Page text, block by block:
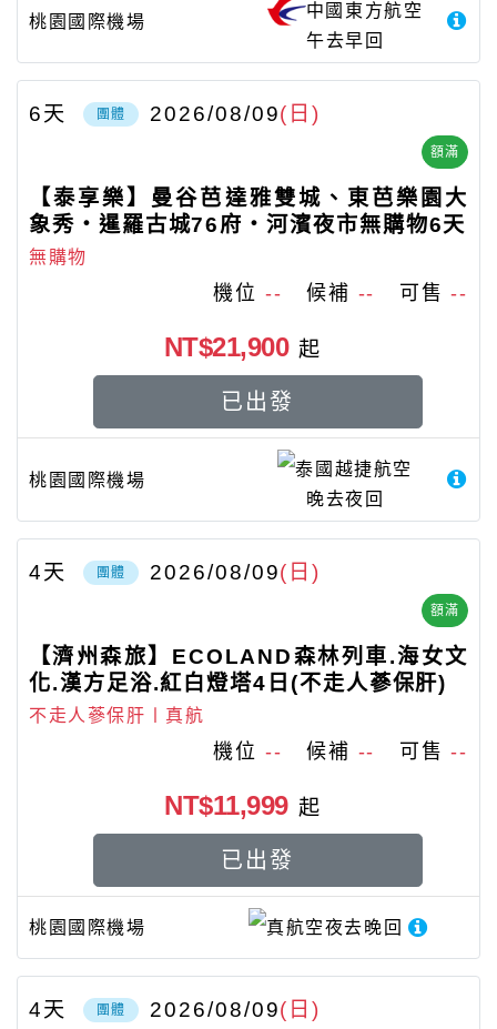
桃園國際機場
中國東方航空
午去早回
額滿
團體 2026/08/09(日)
6天
【泰享樂】曼谷芭達雅雙城、東芭樂園大
象秀・暹羅古城76府・河濱夜市無購物6天
機位 -- 候補 -- 可售--
無購物
桃園國際機場
泰國越捷航空
晚去夜回
NT$21,900 起
已出發
額滿
團體 2026/08/09(日)
4天
【濟州森旅】ECOLAND森林列車.海女文
化.漢方足浴.紅白燈塔4日(不走人蔘保肝)
機位 -- 候補 -- 可售--
不走人蔘保肝〡真航
桃園國際機場 真航空夜去晚回
NT$11,999 起
已出發
團體 2026/08/09(日)
4天